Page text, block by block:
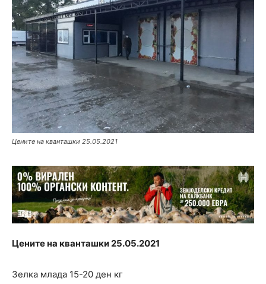
Цените на кванташки 25.05.2021
Цените на кванташки 25.05.2021
Зелка млада 15-20 ден кг